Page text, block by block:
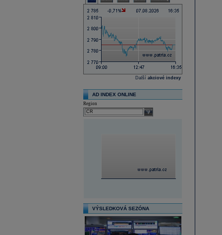
Další akciové indexy
AD INDEX ONLINE
Region
select
VÝSLEDKOVÁ SEZÓNA